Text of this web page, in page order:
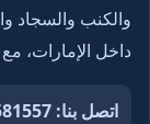
والكنب والسجاد
داخل الإمارات،
اتصل بنا: 0561581557